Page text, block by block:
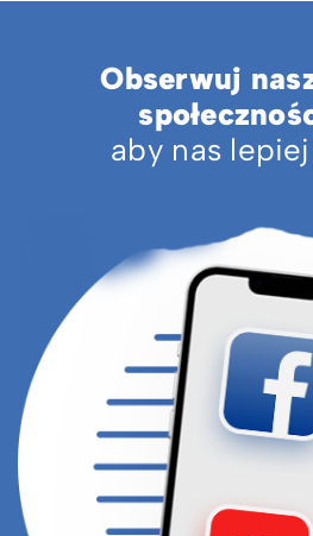
Obserwuj
aby nas